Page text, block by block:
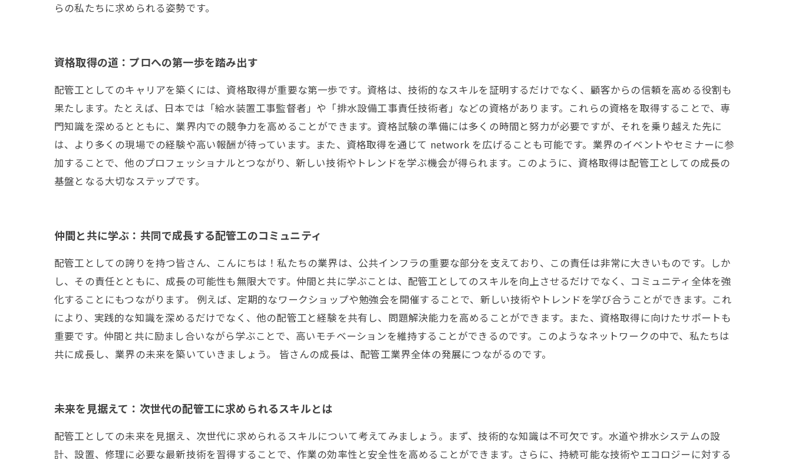
らの私たちに求められる姿勢です。
資格取得の道：プロへの第一歩を踏み出す
配管工としてのキャリアを築くには、資格取得が重要な第一歩です。資格は、技術的なスキルを証明するだけでなく、顧客からの信頼を高める役割も
果たします。たとえば、日本では「給水装置工事監督者」や「排水設備工事責任技術者」などの資格があります。これらの資格を取得することで、専
門知識を深めるとともに、業界内での競争力を高めることができます。資格試験の準備には多くの時間と努力が必要ですが、それを乗り越えた先に
は、より多くの現場での経験や高い報酬が待っています。また、資格取得を通じて network を広げることも可能です。業界のイベントやセミナーに参
加することで、他のプロフェッショナルとつながり、新しい技術やトレンドを学ぶ機会が得られます。このように、資格取得は配管工としての成長の
基盤となる大切なステップです。
仲間と共に学ぶ：共同で成長する配管工のコミュニティ
配管工としての誇りを持つ皆さん、こんにちは！私たちの業界は、公共インフラの重要な部分を支えており、この責任は非常に大きいものです。しか
し、その責任とともに、成長の可能性も無限大です。仲間と共に学ぶことは、配管工としてのスキルを向上させるだけでなく、コミュニティ全体を強
化することにもつながります。 例えば、定期的なワークショップや勉強会を開催することで、新しい技術やトレンドを学び合うことができます。これ
により、実践的な知識を深めるだけでなく、他の配管工と経験を共有し、問題解決能力を高めることができます。また、資格取得に向けたサポートも
重要です。仲間と共に励まし合いながら学ぶことで、高いモチベーションを維持することができるのです。このようなネットワークの中で、私たちは
共に成長し、業界の未来を築いていきましょう。 皆さんの成長は、配管工業界全体の発展につながるのです。
未来を見据えて：次世代の配管工に求められるスキルとは
配管工としての未来を見据え、次世代に求められるスキルについて考えてみましょう。まず、技術的な知識は不可欠です。水道や排水システムの設
計、設置、修理に必要な最新技術を習得することで、作業の効率性と安全性を高めることができます。さらに、持続可能な技術やエコロジーに対する